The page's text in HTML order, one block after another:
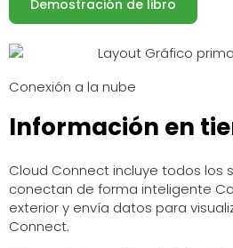
Demostración de libro
Conexión a la nube
Información en
Cloud Connect incluye todos los
conectan de forma inteligente
exterior y envía datos para
Connect.